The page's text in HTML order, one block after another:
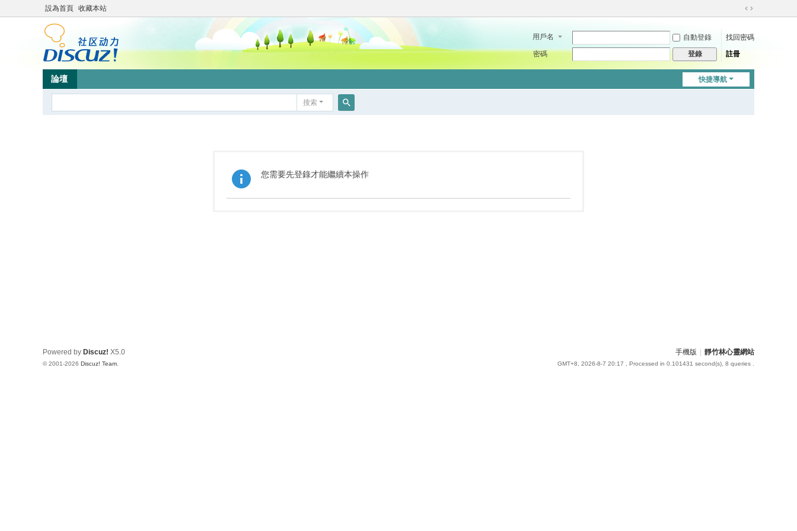
設為首頁 收藏本站
切
到
用戶名 自動登錄
找回密碼
密碼
登錄 註冊
快捷導航
論壇
搜索
您需要先登錄才能繼續本操作
手機版 靜竹林心靈網站
GMT+8, 2026-8-7 20:17 , Processed in 0.101431 second(s), 8 queries .
Powered by Discuz! X5.0
© 2001-2026 Discuz! Team